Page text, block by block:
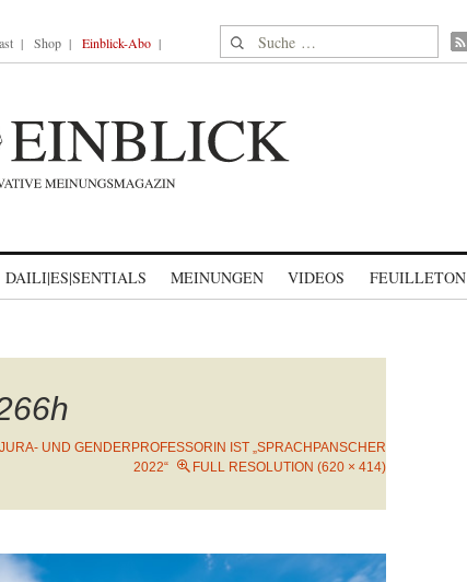
Shop Einblick-Abo Suche nach:
DAILI|ES|SENTIALS MEINUNGEN VIDEOS FEUILLETON
JURA- UND GENDERPROFESSORIN IST „SPRACHPANSCHER
2022“
FULL RESOLUTION (620 × 414)